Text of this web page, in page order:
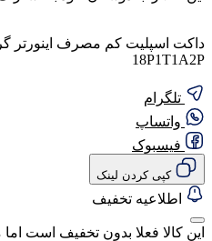
18P1T1A2P
تلگرام
واتساپ
فیسبوک
کپی کردن لینک
اطلاعیه تخفیف
این کالا فعلا بدون تخفیف است